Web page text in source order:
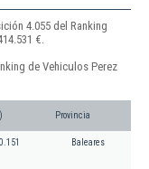
4.055 del Ranking
€.
de Vehiculos Perez
Provincia
Baleares